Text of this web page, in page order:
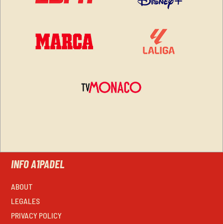
INFO A1PADEL
ABOUT
LEGALES
PRIVACY POLICY